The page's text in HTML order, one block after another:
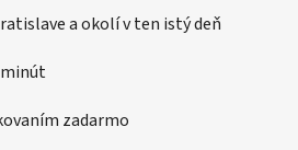
e
k
a okolí v ten istý deň
minút
zadarmo